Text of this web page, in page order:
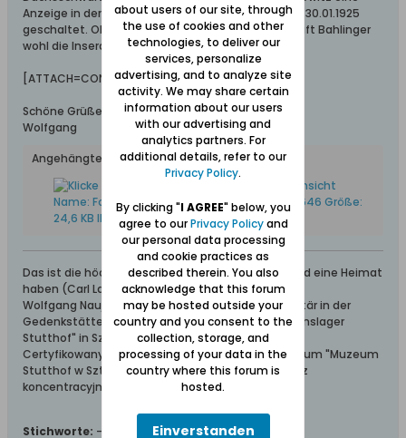
Anzeige in der Danziger Allgemeinen Zeitung vom 30.01.1925
geschaltet. Ob bei der Auktion in der Gastwirtschaft Bahlinger
wohl die Inseratkosten herausgekommen sind?
[ATTACH=CONFIG]20573[/ATTACH]
Schöne Grüße aus dem Werder
Wolfgang
Angehängte Dateien
Das ist die höchste aller Gaben: Geborgen sein und eine Heimat
haben (Carl Lange)
Wolfgang Naujocks: Zertifizierter Führer und Volontär in der
Gedenkstätte/Museum "Deutsches Konzentrationslager
Stutthof" in Sztutowo
Certyfikowany przewodnik i wolontariusz po muzeum "Muzeum
Stutthof w Sztutowie - Niemiecki nazistowski obóz
koncentracyjny i zagłady"
Stichworte: -
about users of our site, through
the use of cookies and other
technologies, to deliver our
services, personalize
advertising, and to analyze site
activity. We may share certain
information about our users
with our advertising and
analytics partners. For
additional details, refer to our
Privacy Policy.
By clicking "I AGREE" below, you
agree to ourPrivacy Policyand
our personal data processing
and cookie practices as
described therein. You also
acknowledge that this forum
may be hosted outside your
country and you consent to the
collection, storage, and
processing of your data in the
country where this forum is
hosted.
Einverstanden